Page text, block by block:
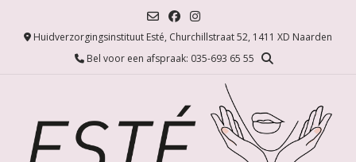
Huidverzorgingsinstituut Esté, Churchillstraat 52, 1411 XD Naarden
Bel voor een afspraak: 035-693 65 55